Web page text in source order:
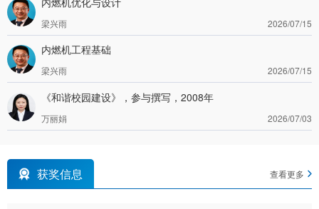
梁兴雨 2026/07/15
内燃机工程基础
梁兴雨 2026/07/15
《和谐校园建设》，参与撰写，2008年
万丽娟 2026/07/03
获奖信息 查看更多